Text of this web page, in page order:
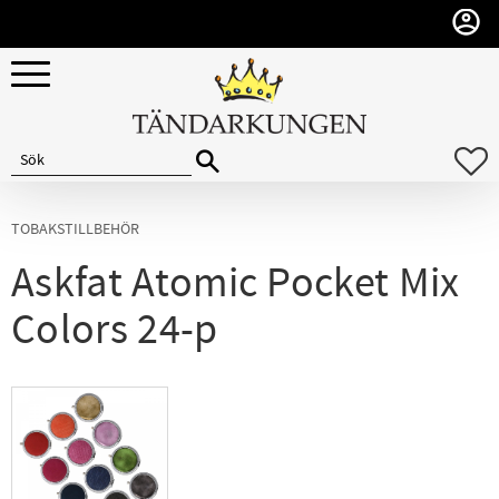
Meny
TOBAKSTILLBEHÖR
Askfat Atomic Pocket Mix
Colors 24-p